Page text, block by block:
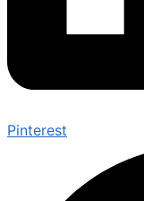
Pinterest